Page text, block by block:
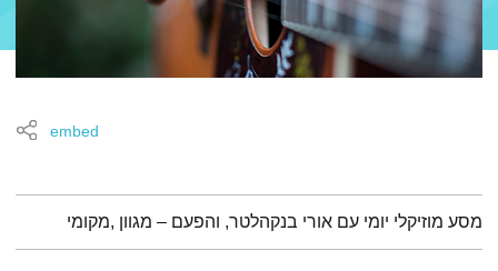
embed
תמצית הפודקאסט
מסע מוזיקלי יומי עם אורי בנקהלטר, והפעם – מגוון ,מקומי